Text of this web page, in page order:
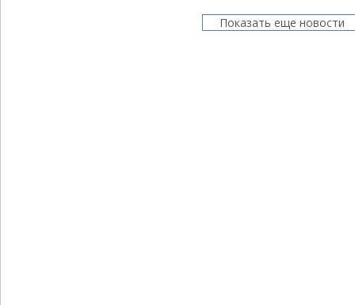
Показать еще новости